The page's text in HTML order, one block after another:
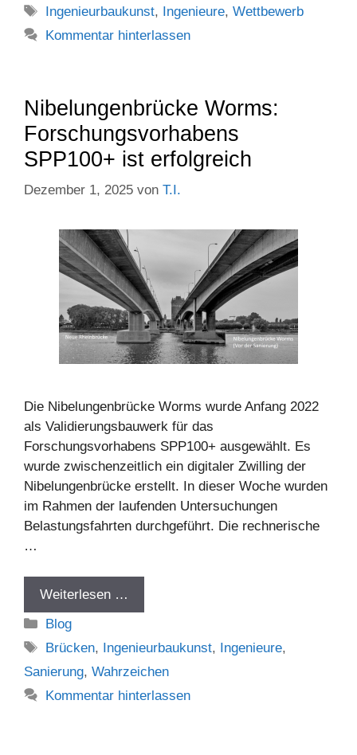
Schlagwörter
Ingenieurbaukunst, Ingenieure,Wettbewerb
Kommentar hinterlassen
Nibelungenbrücke Worms:
Forschungsvorhabens
SPP100+ ist erfolgreich
Dezember 1, 2025 von T.I.
Die Nibelungenbrücke Worms wurde Anfang 2022
als Validierungsbauwerk für das
Forschungsvorhabens SPP100+ ausgewählt. Es
wurde zwischenzeitlich ein digitaler Zwilling der
Nibelungenbrücke erstellt. In dieser Woche wurden
im Rahmen der laufenden Untersuchungen
Belastungsfahrten durchgeführt. Die rechnerische
…
Weiterlesen …
Kategorien
Blog
Schlagwörter
Brücken, Ingenieurbaukunst, Ingenieure,
Sanierung, Wahrzeichen
Kommentar hinterlassen